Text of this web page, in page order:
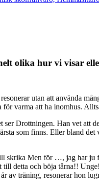
olika hur vi visar
utan att använda
för varma att ha inomhus.
Drottningen. Han vet att
som finns. Eller bland
skrika Men för …, jag har ju
till detta och böja tårna!!
av träning, resonerar hon